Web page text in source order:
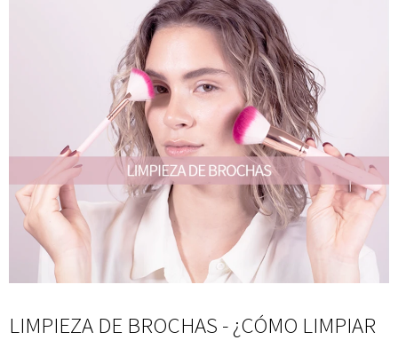
LIMPIEZA DE BROCHAS - ¿CÓMO LIMPIAR